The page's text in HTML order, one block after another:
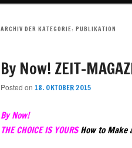
ARCHIV DER KATEGORIE: PUBLIKATION
By Now! ZEIT-
Posted on 18. OKTOBER 2015
By Now!
THE CHOICE IS YOURS How to Make